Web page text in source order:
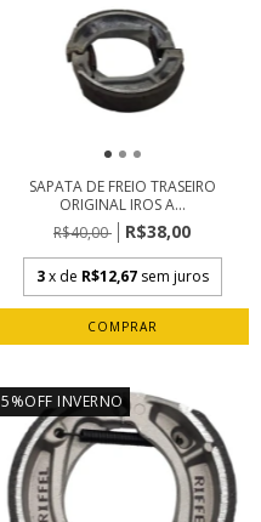
SAPATA DE FREIO TRASEIRO
ORIGINAL IROS A...
R$40,00
R$38,00
3 x de R$12,67 sem juros
5%OFF INVERNO